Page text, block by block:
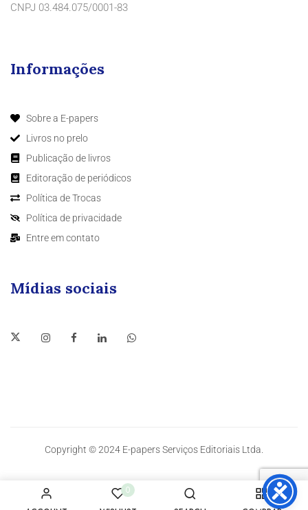
0
CNPJ 03.484.075/0001-83
Informações
Sobre a E-papers
Livros no prelo
Publicação de livros
Editoração de periódicos
Política de Trocas
Política de privacidade
Entre em contato
Mídias sociais
Copyright © 2024 E-papers Serviços Editoriais Ltda.